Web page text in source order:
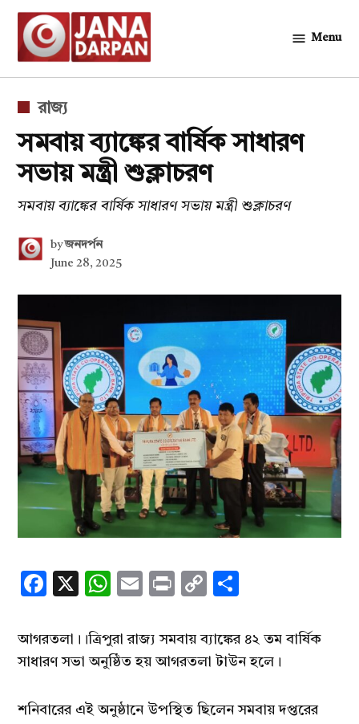
Skip
content
Menu
POSTED
রাজ্য
সমবায় ব্যাঙ্কের বার্ষিক সাধারণ
সভায় মন্ত্রী শুক্লাচরণ
সমবায় ব্যাঙ্কের বার্ষিক সাধারণ সভায় মন্ত্রী শুক্লাচরণ
by জনদর্পন
June 28, 2025
Facebook
X WhatsApp
EmailPrintCopy
আগরতলা।।ত্রিপুরা রাজ্য সমবায় ব্যাঙ্কের ৪২ তম বার্ষিক
সাধারণ সভা অনুষ্ঠিত হয় আগরতলা টাউন হলে।
শনিবারের এই অনুষ্ঠানে উপস্থিত ছিলেন সমবায় দপ্তরের